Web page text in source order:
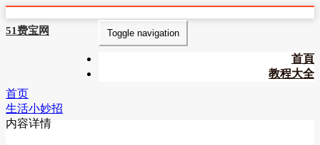
51费宝网 Toggle navigation
首頁
教程大全
首页
生活小妙招
内容详情